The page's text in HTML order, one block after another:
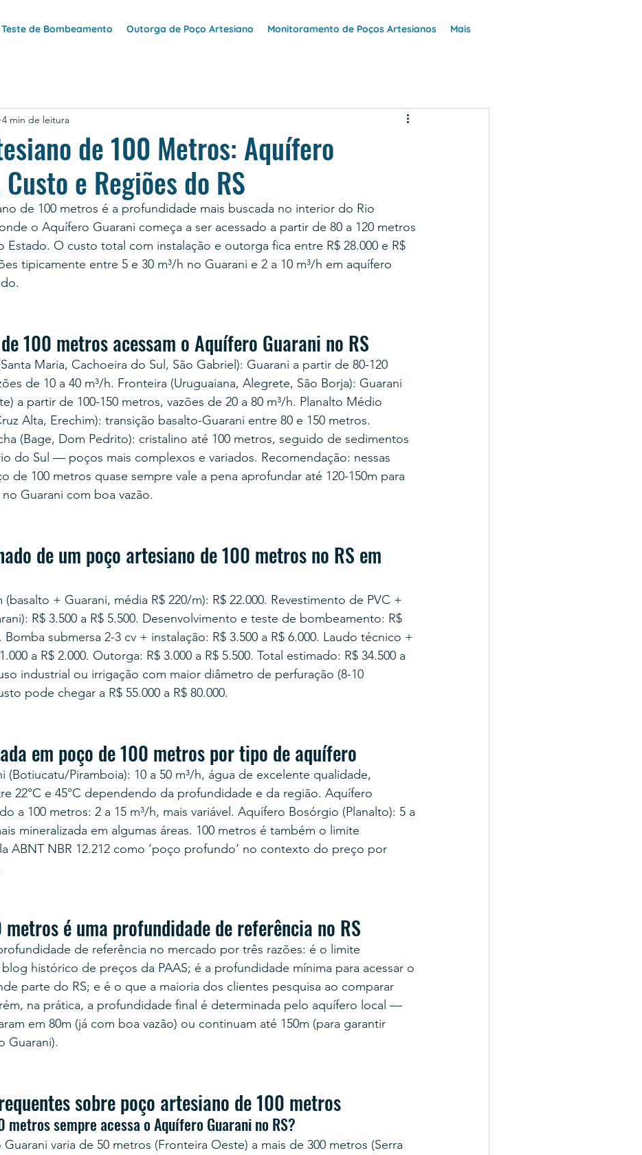
Teste de Bombeamento Outorga de Poço Artesiano Monitoramento de Poços Artesianos Mais
de 100 Metros: Aquífero
e Regiões do RS
4 min de leitura
de 100 metros é a profundidade mais buscada no interior do Rio
o Aquífero Guarani começa a ser acessado a partir de 80 a 120 metros
Estado. O custo total com instalação e outorga fica entre R$ 28.000 e R$
tipicamente entre 5 e 30 m³/h no Guarani e 2 a 10 m³/h em aquífero
100 metros acessam o Aquífero Guarani no RS
Maria, Cachoeira do Sul, São Gabriel): Guarani a partir de 80-120
de 10 a 40 m³/h. Fronteira (Uruguaiana, Alegrete, São Borja): Guarani
a partir de 100-150 metros, vazões de 20 a 80 m³/h. Planalto Médio
Alta, Erechim): transição basalto-Guarani entre 80 e 150 metros.
(Bage, Dom Pedrito): cristalino até 100 metros, seguido de sedimentos
do Sul — poços mais complexos e variados. Recomendação: nessas
de 100 metros quase sempre vale a pena aprofundar até 120-150m para
Guarani com boa vazão.
de um poço artesiano de 100 metros no RS em
(basalto + Guarani, média R$ 220/m): R$ 22.000. Revestimento de PVC +
R$ 3.500 a R$ 5.500. Desenvolvimento e teste de bombeamento: R$
Bomba submersa 2-3 cv + instalação: R$ 3.500 a R$ 6.000. Laudo técnico +
a R$ 2.000. Outorga: R$ 3.000 a R$ 5.500. Total estimado: R$ 34.500 a
industrial ou irrigação com maior diâmetro de perfuração (8-10
pode chegar a R$ 55.000 a R$ 80.000.
em poço de 100 metros por tipo de aquífero
(Botiucatu/Piramboia): 10 a 50 m³/h, água de excelente qualidade,
22°C e 45°C dependendo da profundidade e da região. Aquífero
a 100 metros: 2 a 15 m³/h, mais variável. Aquífero Bosórgio (Planalto): 5 a
mineralizada em algumas áreas. 100 metros é também o limite
ABNT NBR 12.212 como ‘poço profundo’ no contexto do preço por
é uma profundidade de referência no RS
de referência no mercado por três razões: é o limite
histórico de preços da PAAS; é a profundidade mínima para acessar o
parte do RS; e é o que a maioria dos clientes pesquisa ao comparar
na prática, a profundidade final é determinada pelo aquífero local —
em 80m (já com boa vazão) ou continuam até 150m (para garantir
Guarani).
sobre poço artesiano de 100 metros
metros sempre acessa o Aquífero Guarani no RS?
varia de 50 metros (Fronteira Oeste) a mais de 300 metros (Serra